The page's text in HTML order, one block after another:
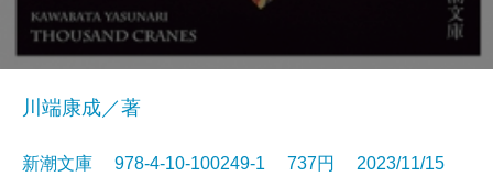
川端康成／著
新潮文庫 978-4-10-100249-1 737円 2023/11/15